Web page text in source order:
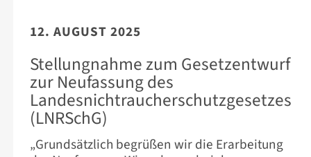
12. AUGUST 2025
Stellungnahme zum Gesetzentwurf
zur Neufassung des
Landesnichtraucherschutzgesetzes
(LNRSchG)
„Grundsätzlich begrüßen wir die Erarbeitung